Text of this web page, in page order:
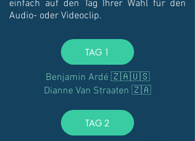
einfach auf den Tag Ihrer Wahl für den
Audio- oder Videoclip.
TAG 1
Benjamin Ardé 🇿🇦🇺🇸
Dianne Van Straaten 🇿🇦
TAG 2